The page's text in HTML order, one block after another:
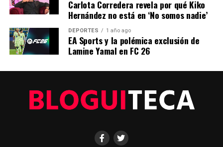
destacan en el campo.
Con el telón a punto de levantarse, el mundo del fútbol
espera con anticipación este choque de titanes en el
Estadio Olímpico de Montjuic.
SIGUIENTE
Atlético de Madrid vs. Arsenal: Transmisión en Vivo y
Cómo Verlo
Jugadores Destacados de la Jornada 9 en LaLiga EA
Carlota Corredera revela por qué Kiko
Hernández no está en ‘No somos nadie’
DEPORTES 1 año ago
EA Sports y la polémica exclusión de
Lamine Yamal en FC 26